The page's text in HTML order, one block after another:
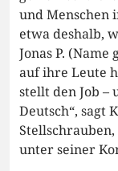
und Menschen
etwa deshalb,
Jonas P.
auf ihre Leute
stellt den Job –
Deutsch“, sagt
unter seiner